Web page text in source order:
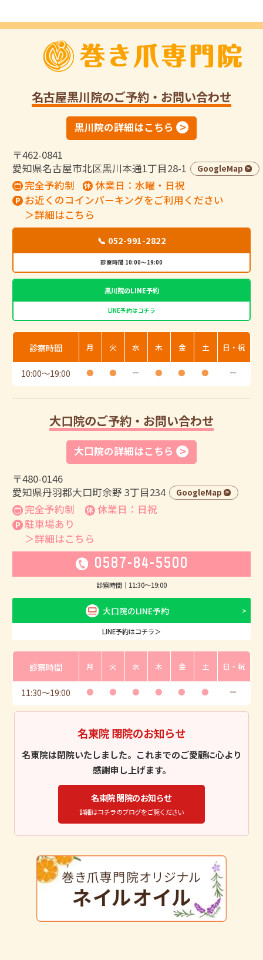
名古屋黒川院のご予約・お問い合わせ
黒川院の詳細はこちら
〒462-0841
愛知県名古屋市北区黒川本通1丁目28-1
GoogleMap
完全予約制
休業日：水曜・日祝
お近くのコインパーキングをご利用ください
＞詳細はこちら
📞 052-991-2822
診察時間 10:00～19:00
黒川院のLINE予約
LINE予約はコチラ
診察時間 月 火 水 木 金 土 日・祝
10:00〜19:00 ● ● ー ● ● ● ー
大口院のご予約・お問い合わせ
大口院の詳細はこちら
〒480-0146
愛知県丹羽郡大口町余野 3丁目234
GoogleMap
完全予約制
休業日：日祝
駐車場あり
＞詳細はこちら
0587-84-5500
診察時間｜ 11:30〜19:00
大口院のLINE予約
LINE予約はコチラ＞
診察時間 月 火 水 木 金 土 日・祝
11:30〜19:00 ● ● ● ● ● ● ー
名東院 閉院のお知らせ
名東院は閉院いたしました。これまでのご愛顧に心より
感謝申し上げます。
名東院 閉院のお知らせ
詳細はコチラのブログをご覧ください